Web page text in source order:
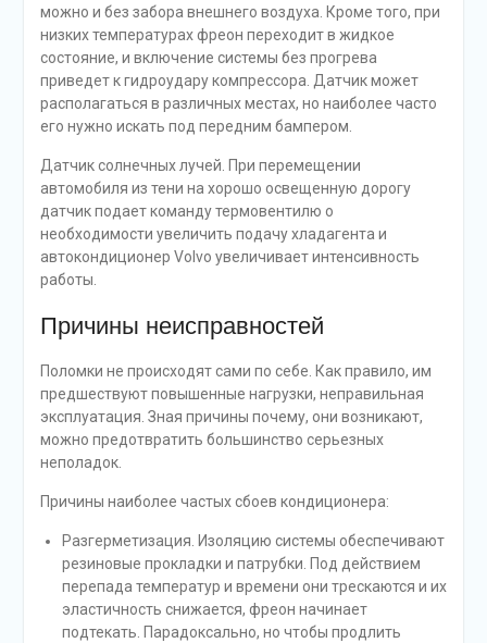
можно и без забора внешнего воздуха. Кроме того, при
низких температурах фреон переходит в жидкое
состояние, и включение системы без прогрева
приведет к гидроудару компрессора. Датчик может
располагаться в различных местах, но наиболее часто
его нужно искать под передним бампером.
Датчик солнечных лучей. При перемещении
автомобиля из тени на хорошо освещенную дорогу
датчик подает команду термовентилю о
необходимости увеличить подачу хладагента и
автокондиционер Volvo увеличивает интенсивность
работы.
Причины неисправностей
Поломки не происходят сами по себе. Как правило, им
предшествуют повышенные нагрузки, неправильная
эксплуатация. Зная причины почему, они возникают,
можно предотвратить большинство серьезных
неполадок.
Причины наиболее частых сбоев кондиционера:
Разгерметизация. Изоляцию системы обеспечивают
резиновые прокладки и патрубки. Под действием
перепада температур и времени они трескаются и их
эластичность снижается, фреон начинает
подтекать. Парадоксально, но чтобы продлить